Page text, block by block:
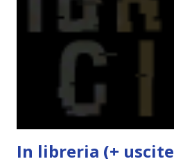
#1) Autore: Hugh Howey Anno:
Fabbri Cosa faresti se il mondo
che respiri potesse uccidere? Se
ogni nascita richiede una morte
salvare vite o distruggerle?
In libreria (+